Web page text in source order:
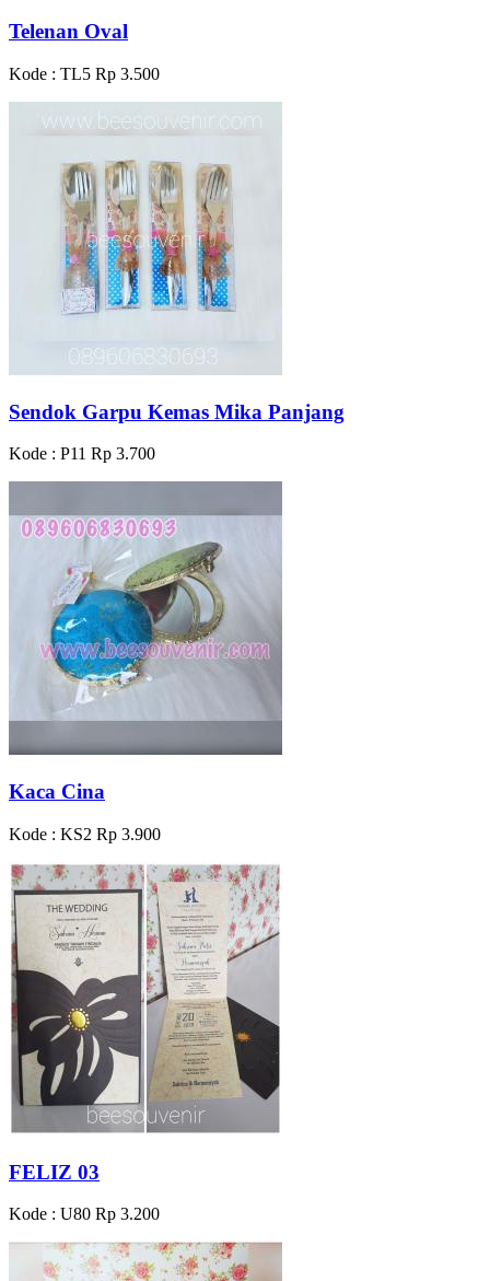
Telenan Oval
Kode : TL5 Rp 3.500
Sendok Garpu Kemas Mika Panjang
Kode : P11 Rp 3.700
Kaca Cina
Kode : KS2 Rp 3.900
FELIZ 03
Kode : U80 Rp 3.200